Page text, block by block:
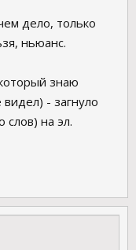
дело, только
ньюанс.
знаю
видел) - загнуло
слов) на эл.